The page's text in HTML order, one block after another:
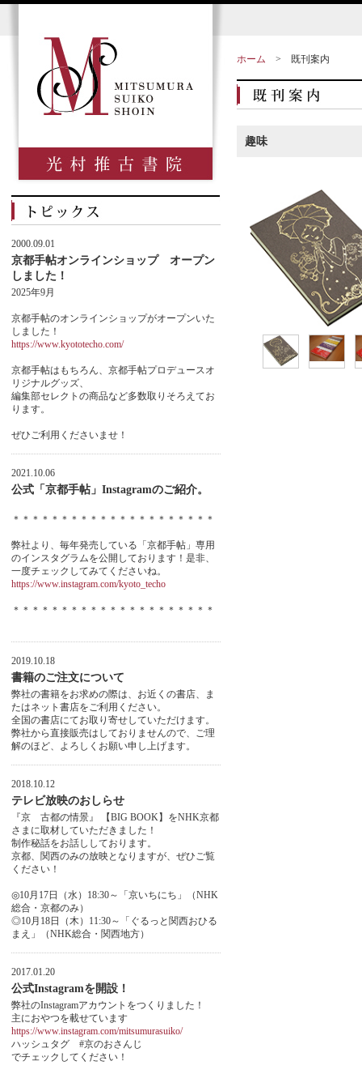
ホーム > 既刊案内
趣味
2000.09.01
京都手帖オンラインショップ オープン
しました！
2025年9月
京都手帖のオンラインショップがオープンいた
しました！
https://www.kyototecho.com/
京都手帖はもちろん、京都手帖プロデュースオ
リジナルグッズ、
編集部セレクトの商品など多数取りそろえてお
ります。
ぜひご利用くださいませ！
2021.10.06
公式「京都手帖」Instagramのご紹介。
＊＊＊＊＊＊＊＊＊＊＊＊＊＊＊＊＊＊＊＊＊
弊社より、毎年発売している「京都手帖」専用
のインスタグラムを公開しております！是非、
一度チェックしてみてくださいね。
https://www.instagram.com/kyoto_techo
＊＊＊＊＊＊＊＊＊＊＊＊＊＊＊＊＊＊＊＊＊
2019.10.18
書籍のご注文について
弊社の書籍をお求めの際は、お近くの書店、ま
たはネット書店をご利用ください。
全国の書店にてお取り寄せしていただけます。
弊社から直接販売はしておりませんので、ご理
解のほど、よろしくお願い申し上げます。
2018.10.12
テレビ放映のおしらせ
『京 古都の情景』 【BIG BOOK】をNHK京都
さまに取材していただきました！
制作秘話をお話ししております。
京都、関西のみの放映となりますが、ぜひご覧
ください！
◎10月17日（水）18:30～「京いちにち」（NHK
総合・京都のみ）
◎10月18日（木）11:30～「ぐるっと関西おひる
まえ」（NHK総合・関西地方）
2017.01.20
公式Instagramを開設！
弊社のInstagramアカウントをつくりました！
主におやつを載せています
https://www.instagram.com/mitsumurasuiko/
ハッシュタグ #京のおさんじ
でチェックしてください！